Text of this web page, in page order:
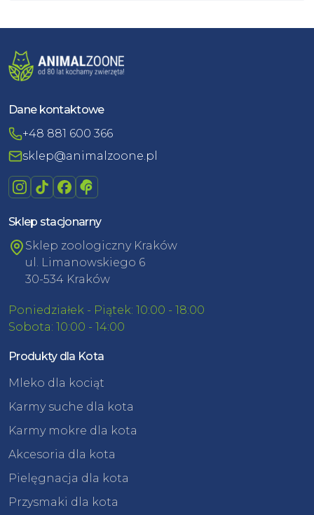
Dane kontaktowe
+48 881 600 366
sklep@animalzoone.pl
Sklep stacjonarny
Sklep zoologiczny Kraków
ul. Limanowskiego 6
30-534 Kraków
Poniedziałek - Piątek: 10:00 - 18:00
Sobota: 10:00 - 14:00
Produkty dla Kota
Mleko dla kociąt
Karmy suche dla kota
Karmy mokre dla kota
Akcesoria dla kota
Pielęgnacja dla kota
Przysmaki dla kota